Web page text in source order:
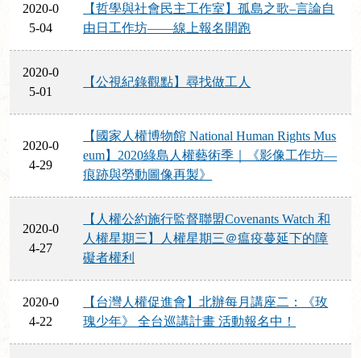
2020-0
5-04
【哲學與社會民主工作室】孤島之歌–言論自
由日工作坊——線上報名開跑
2020-0
5-01
【公視紀錄觀點】尋找做工人
2020-0
4-29
【國家人權博物館 National Human Rights Mus
eum】2020綠島人權藝術季｜《影像工作坊—
痕跡與勞動圖像再製》
2020-0
4-27
【人權公約施行監督聯盟Covenants Watch 和
人權星期三】人權星期三＠瘟疫蔓延下的障
礙者權利
2020-0
4-22
【台灣人權促進會】北辦每月講座二：《玫
瑰少年》 全台巡講計畫 活動報名中！